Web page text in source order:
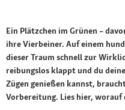
Ein Plätzchen im Grünen –
ihre Vierbeiner. Auf einem
dieser Traum schnell zur
reibungslos klappt und du
Zügen genießen kannst,
Vorbereitung. Lies hier, worauf